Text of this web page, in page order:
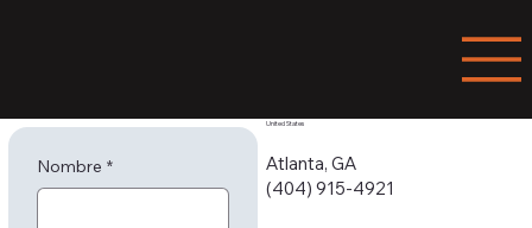
Nombre *
United States
Atlanta, GA
(404) 915-4921